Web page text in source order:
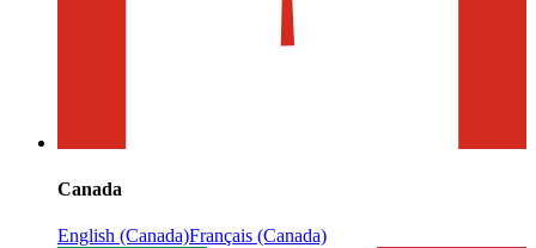
Canada
English (Canada)Français (Canada)